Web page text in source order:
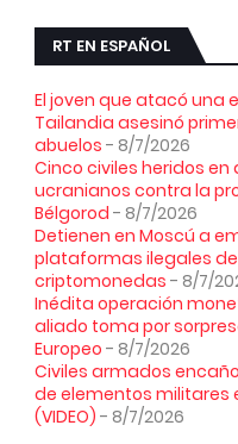
RT EN ESPAÑOL
El joven que atacó una
Tailandia asesinó
abuelos - 8/7/2026
Cinco civiles heridos
ucranianos contra la
Bélgorod - 8/7/2026
Detienen en Moscú a
plataformas ilegales
criptomonedas - 8/7/
Inédita operación
aliado toma por
Europeo - 8/7/2026
Civiles armados
de elementos militares
(VIDEO) - 8/7/2026